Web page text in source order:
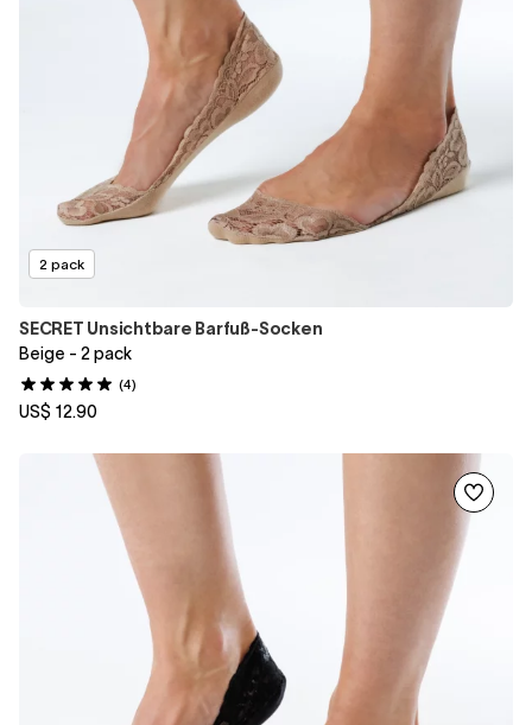
2 pack
SECRET Unsichtbare Barfuß-Socken
Beige - 2 pack
(4)
US$ 12.90